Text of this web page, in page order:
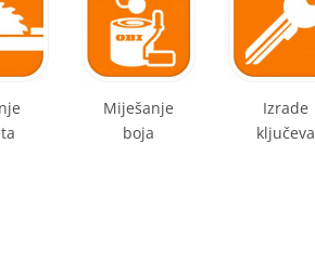
Miješanje
boja
Izrade
ključeva